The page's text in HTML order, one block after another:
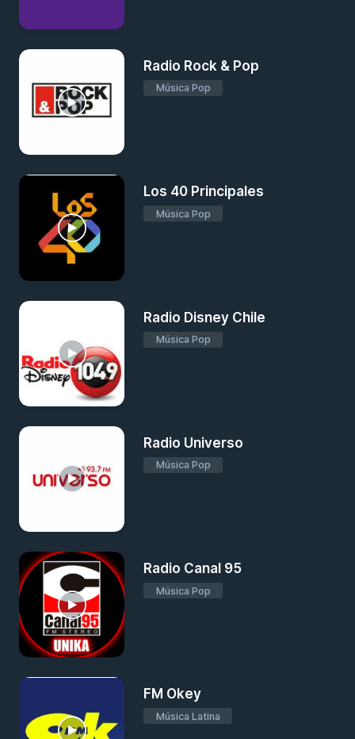
Radio Rock & Pop
Música Pop
Los 40 Principales
Música Pop
Radio Disney Chile
Música Pop
Radio Universo
Música Pop
Radio Canal 95
Música Pop
FM Okey
Música Latina